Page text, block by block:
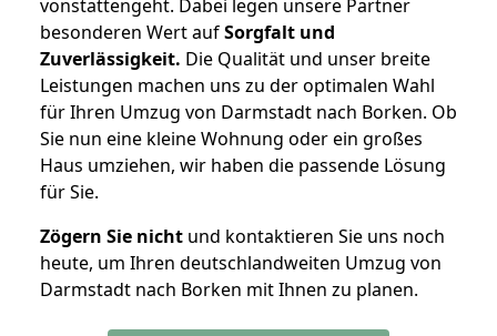
vonstattengeht. Dabei legen unsere Partner
besonderen Wert aufSorgfalt und
Zuverlässigkeit. Die Qualität und unser breite
Leistungen machen uns zu der optimalen Wahl
für Ihren Umzug von Darmstadt nach Borken. Ob
Sie nun eine kleine Wohnung oder ein großes
Haus umziehen, wir haben die passende Lösung
für Sie.
Zögern Sie nicht und kontaktieren Sie uns noch
heute, um Ihren deutschlandweiten Umzug von
Darmstadt nach Borken mit Ihnen zu planen.